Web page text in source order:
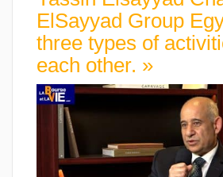
ElSayyad Group
three types of
each other. »